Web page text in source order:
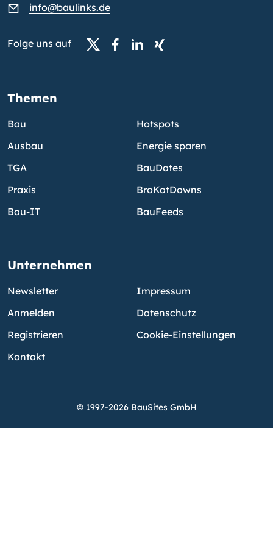
info@baulinks.de
Folge uns auf
Themen
Bau
Ausbau
TGA
Praxis
Bau-IT
Hotspots
Energie sparen
BauDates
BroKatDowns
BauFeeds
Unternehmen
Newsletter
Anmelden
Registrieren
Kontakt
Impressum
Datenschutz
Cookie-Einstellungen
© 1997-2026 BauSites GmbH